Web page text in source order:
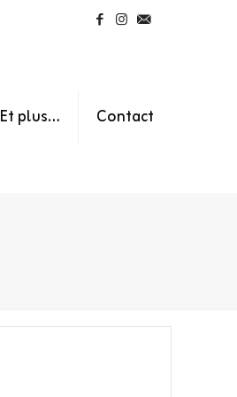
Et plus… Contact